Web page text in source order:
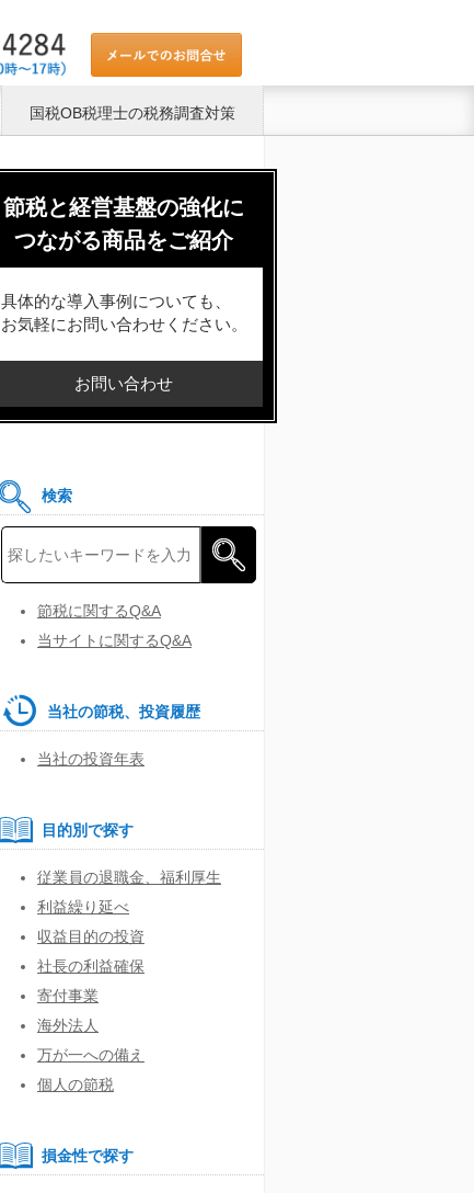
国税OB税理士の税務調査対策
節税と経営基盤の強化に
つながる商品をご紹介
具体的な導入事例についても、
お気軽にお問い合わせください。
お問い合わせ
検索
節税に関するQ&A
当サイトに関するQ&A
当社の節税、投資履歴
当社の投資年表
目的別で探す
従業員の退職金、福利厚生
利益繰り延べ
収益目的の投資
社長の利益確保
寄付事業
海外法人
万が一への備え
個人の節税
損金性で探す